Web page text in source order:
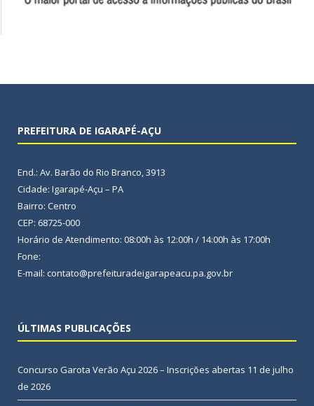
PREFEITURA DE IGARAPÉ-AÇU
End.: Av. Barão do Rio Branco, 3913
Cidade: Igarapé-Açu – PA
Bairro: Centro
CEP: 68725-000
Horário de Atendimento: 08:00h às 12:00h / 14:00h às 17:00h
Fone:
E-mail: contato@prefeituradeigarapeacu.pa.gov.br
ÚLTIMAS PUBLICAÇÕES
Concurso Garota Verão Açu 2026 – Inscrições abertas 11 de julho
de 2026